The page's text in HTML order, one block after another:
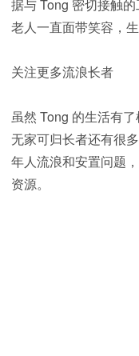
据与 Tong 密切接触
老人一直面带笑容，
关注更多流浪长者
虽然 Tong 的生活有
无家可归长者还有很
年人流浪和安置问题
资源。